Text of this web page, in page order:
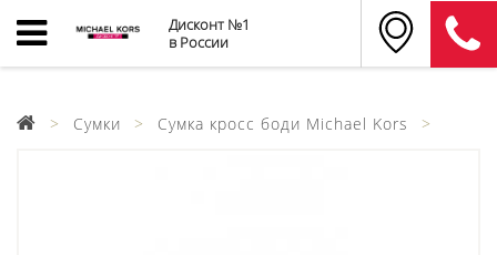
Дисконт №1
в России
Сумки Сумка кросс боди Michael Kors